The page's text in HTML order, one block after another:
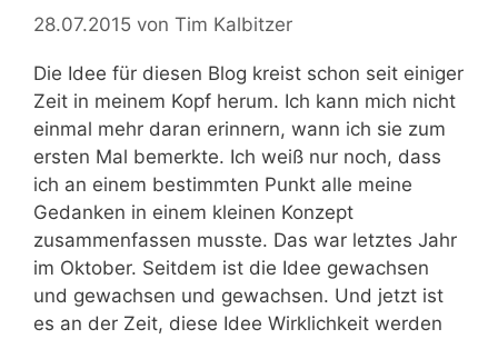
28.07.2015 von Tim Kalbitzer
Die Idee für diesen Blog kreist schon seit einiger
Zeit in meinem Kopf herum. Ich kann mich nicht
einmal mehr daran erinnern, wann ich sie zum
ersten Mal bemerkte. Ich weiß nur noch, dass
ich an einem bestimmten Punkt alle meine
Gedanken in einem kleinen Konzept
zusammenfassen musste. Das war letztes Jahr
im Oktober. Seitdem ist die Idee gewachsen
und gewachsen und gewachsen. Und jetzt ist
es an der Zeit, diese Idee Wirklichkeit werden